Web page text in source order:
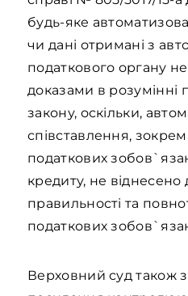
будь-яке
чи дані отримані з
податкового органу
доказами в розумінні
закону, оскільки,
співставлення,
податкових
кредиту, не віднесено
правильності та
податкових
Верховний суд також